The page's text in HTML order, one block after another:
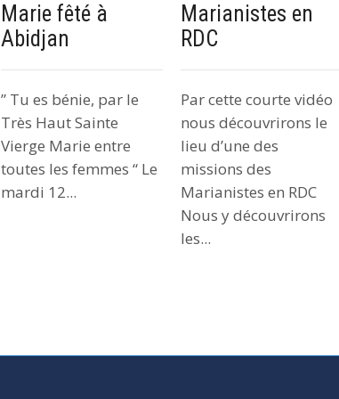
Marie fêté à
Abidjan
” Tu es bénie, par le
Très Haut Sainte
Vierge Marie entre
toutes les femmes “ Le
mardi 12...
Marianistes en
RDC
Par cette courte vidéo
nous découvrirons le
lieu d’une des
missions des
Marianistes en RDC
Nous y découvrirons
les...